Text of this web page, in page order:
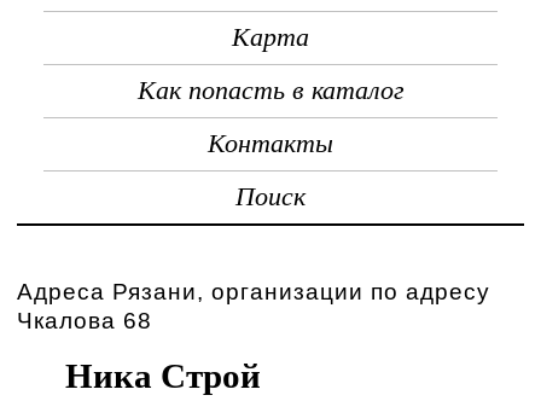
Карта
Как попасть в каталог
Контакты
Поиск
Адреса Рязани, организации по адресу
Чкалова 68
Ника Строй